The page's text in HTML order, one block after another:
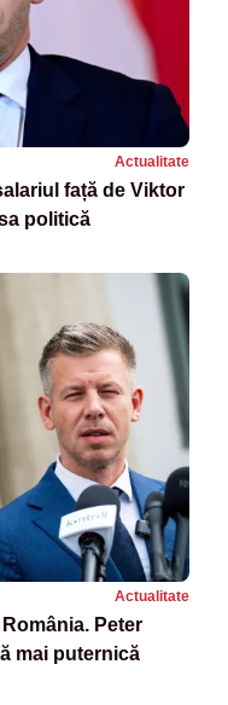
Actualitate
față de Viktor
politică
Actualitate
Peter
mai puternică